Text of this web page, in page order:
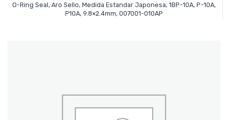
O-Ring Seal, Aro Sello, Medida Estandar Japonesa, 1BP-10A, P-10A,
P10A, 9.8×2.4mm, 007001-010AP
Leer Más